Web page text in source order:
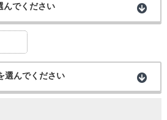
んでください
選んでください